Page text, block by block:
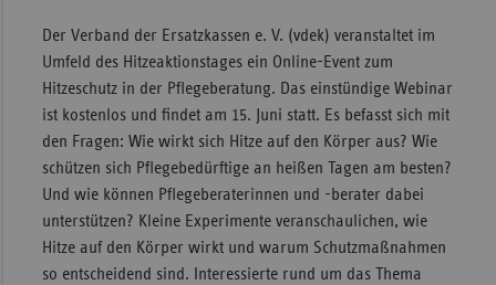
Der Verband der Ersatzkassen e. V. (vdek) veranstaltet im
Umfeld des Hitzeaktionstages ein Online-Event zum
Hitzeschutz in der Pflegeberatung. Das einstündige Webinar
ist kostenlos und findet am 15. Juni statt. Es befasst sich mit
den Fragen: Wie wirkt sich Hitze auf den Körper aus? Wie
schützen sich Pflegebedürftige an heißen Tagen am besten?
Und wie können Pflegeberaterinnen und -berater dabei
unterstützen? Kleine Experimente veranschaulichen, wie
Hitze auf den Körper wirkt und warum Schutzmaßnahmen
so entscheidend sind. Interessierte rund um das Thema